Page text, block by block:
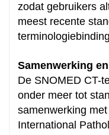
Hoe
zodat gebruikers
meest recente
Samenwerking
De SNOMED CT-
onder meer tot
samenwerking
International